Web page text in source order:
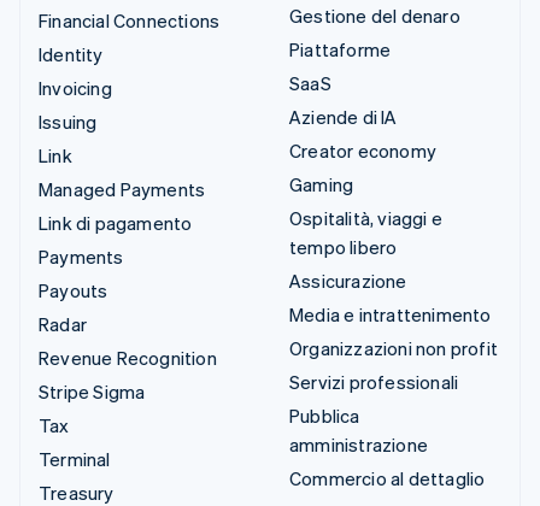
Financial Connections
Identity
Invoicing
Issuing
Link
Managed Payments
Link di pagamento
Payments
Payouts
Radar
Revenue Recognition
Stripe Sigma
Tax
Terminal
Treasury
Gestione del denaro
Piattaforme
SaaS
Aziende di IA
Creator economy
Gaming
Ospitalità, viaggi e
tempo libero
Assicurazione
Media e intrattenimento
Organizzazioni non profit
Servizi professionali
Pubblica
amministrazione
Commercio al dettaglio